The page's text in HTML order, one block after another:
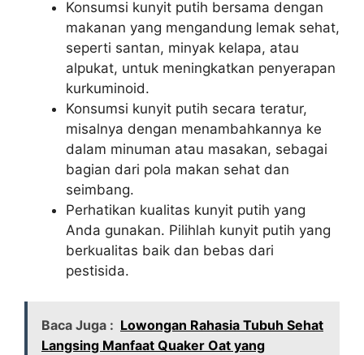
Konsumsi kunyit putih bersama dengan
makanan yang mengandung lemak sehat,
seperti santan, minyak kelapa, atau
alpukat, untuk meningkatkan penyerapan
kurkuminoid.
Konsumsi kunyit putih secara teratur,
misalnya dengan menambahkannya ke
dalam minuman atau masakan, sebagai
bagian dari pola makan sehat dan
seimbang.
Perhatikan kualitas kunyit putih yang
Anda gunakan. Pilihlah kunyit putih yang
berkualitas baik dan bebas dari
pestisida.
Baca Juga : Lowongan Rahasia Tubuh Sehat
Langsing Manfaat Quaker Oat yang